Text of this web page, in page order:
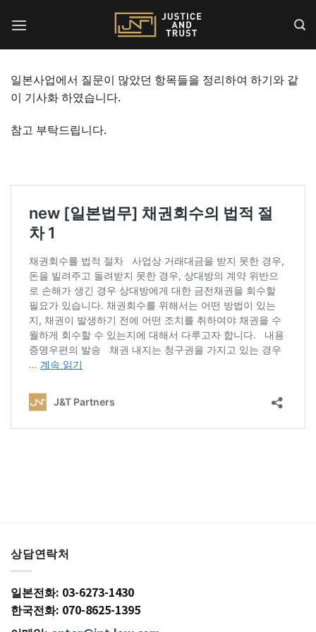
일본사업에서 질문이 많았던 항목들을 정리하여 하기와 같
이 기사화 하였습니다.
참고 부탁드립니다.
상담연락처
일본전화: 03-6273-1430
한국전화: 070-8625-1395